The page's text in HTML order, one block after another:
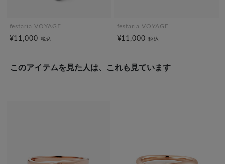
festaria VOYAGE
¥11,000税込
festaria VOYAGE
¥11,000税込
このアイテムを見た人は、これも見ています